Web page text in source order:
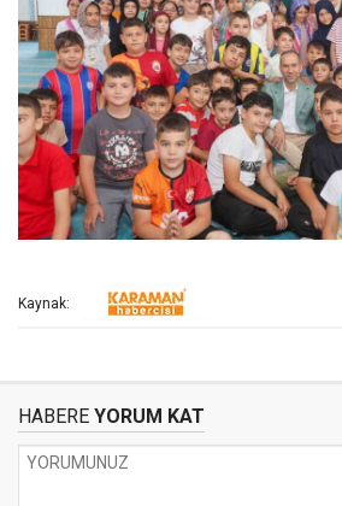
Kaynak:
HABERE YORUM KAT